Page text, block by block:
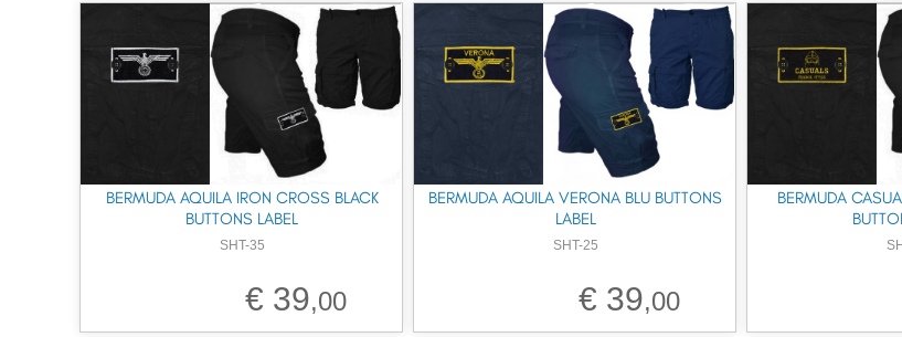
BERMUDA AQUILA IRON CROSS BLACK
BUTTONS LABEL
SHT-35
€ 39,00
BERMUDA AQUILA VERONA BLU BUTTONS
LABEL
SHT-25
€ 39,00
BERMUDA